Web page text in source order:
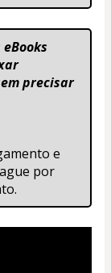
precisar
e